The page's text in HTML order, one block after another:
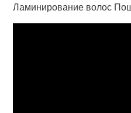
Ламинирование волос